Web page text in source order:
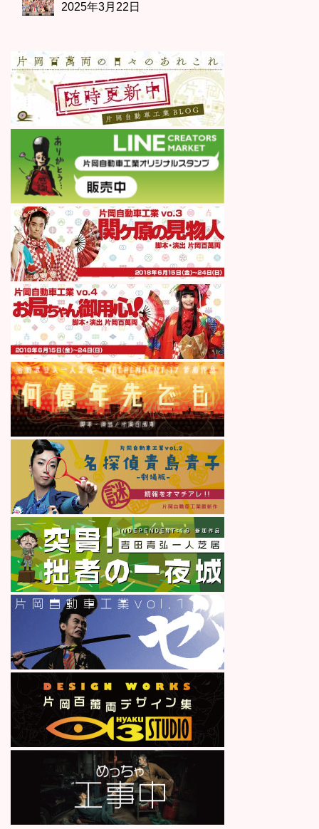
2025年3月22日